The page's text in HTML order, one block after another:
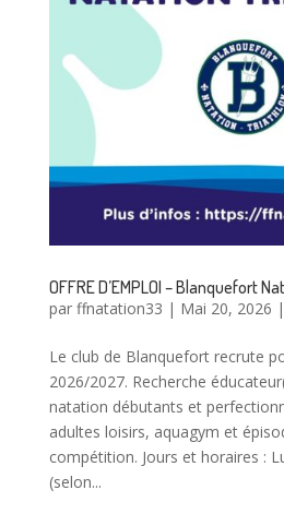
OFFRE D’EMPLOI – Blanquefort
par ffnatation33 | Mai 20, 2026 |
Le club de Blanquefort recrute
2026/2027. Recherche
natation débutants et
adultes loisirs, aquagym et
compétition. Jours et horaires :
(selon...